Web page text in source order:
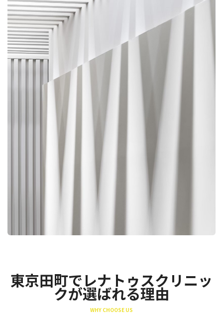
東京田町でレナトゥスクリニッ
クが選ばれる理由
WHY CHOOSE US